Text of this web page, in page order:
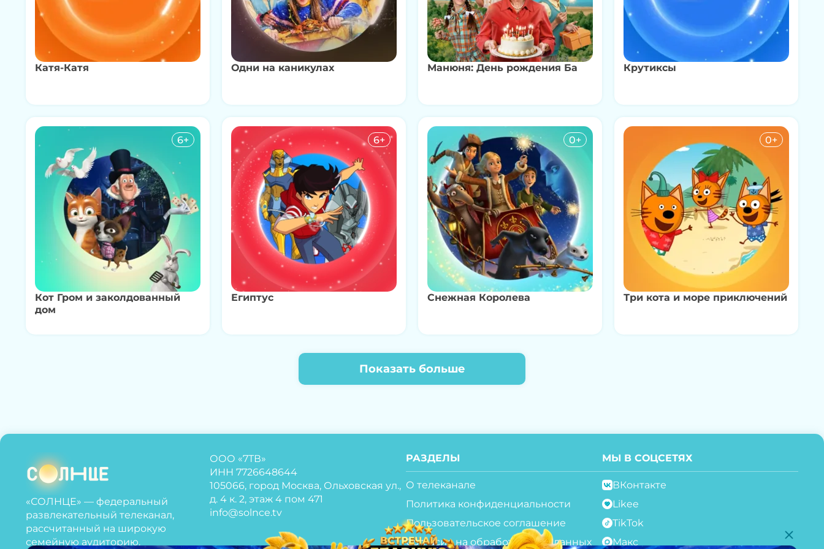
Катя-Катя Одни на каникулах Манюня: День рождения Ба Крутиксы
6+
Кот Гром и заколдованный
дом
6+
Египтус
0+
Снежная Королева
0+
Три кота и море приключений
Показать больше
«СОЛНЦЕ» — федеральный
развлекательный телеканал,
рассчитанный на широкую
семейную аудиторию.
ООО «7ТВ»
ИНН 7726648644
105066, город Москва, Ольховская ул.,
д. 4 к. 2, этаж 4 пом 471
info@solnce.tv
РАЗДЕЛЫ
О телеканале
Политика конфиденциальности
Пользовательское соглашение
Согласие на обработку перс.данных
МЫ В СОЦСЕТЯХ
ВКонтакте
Likee
TikTok
Макс